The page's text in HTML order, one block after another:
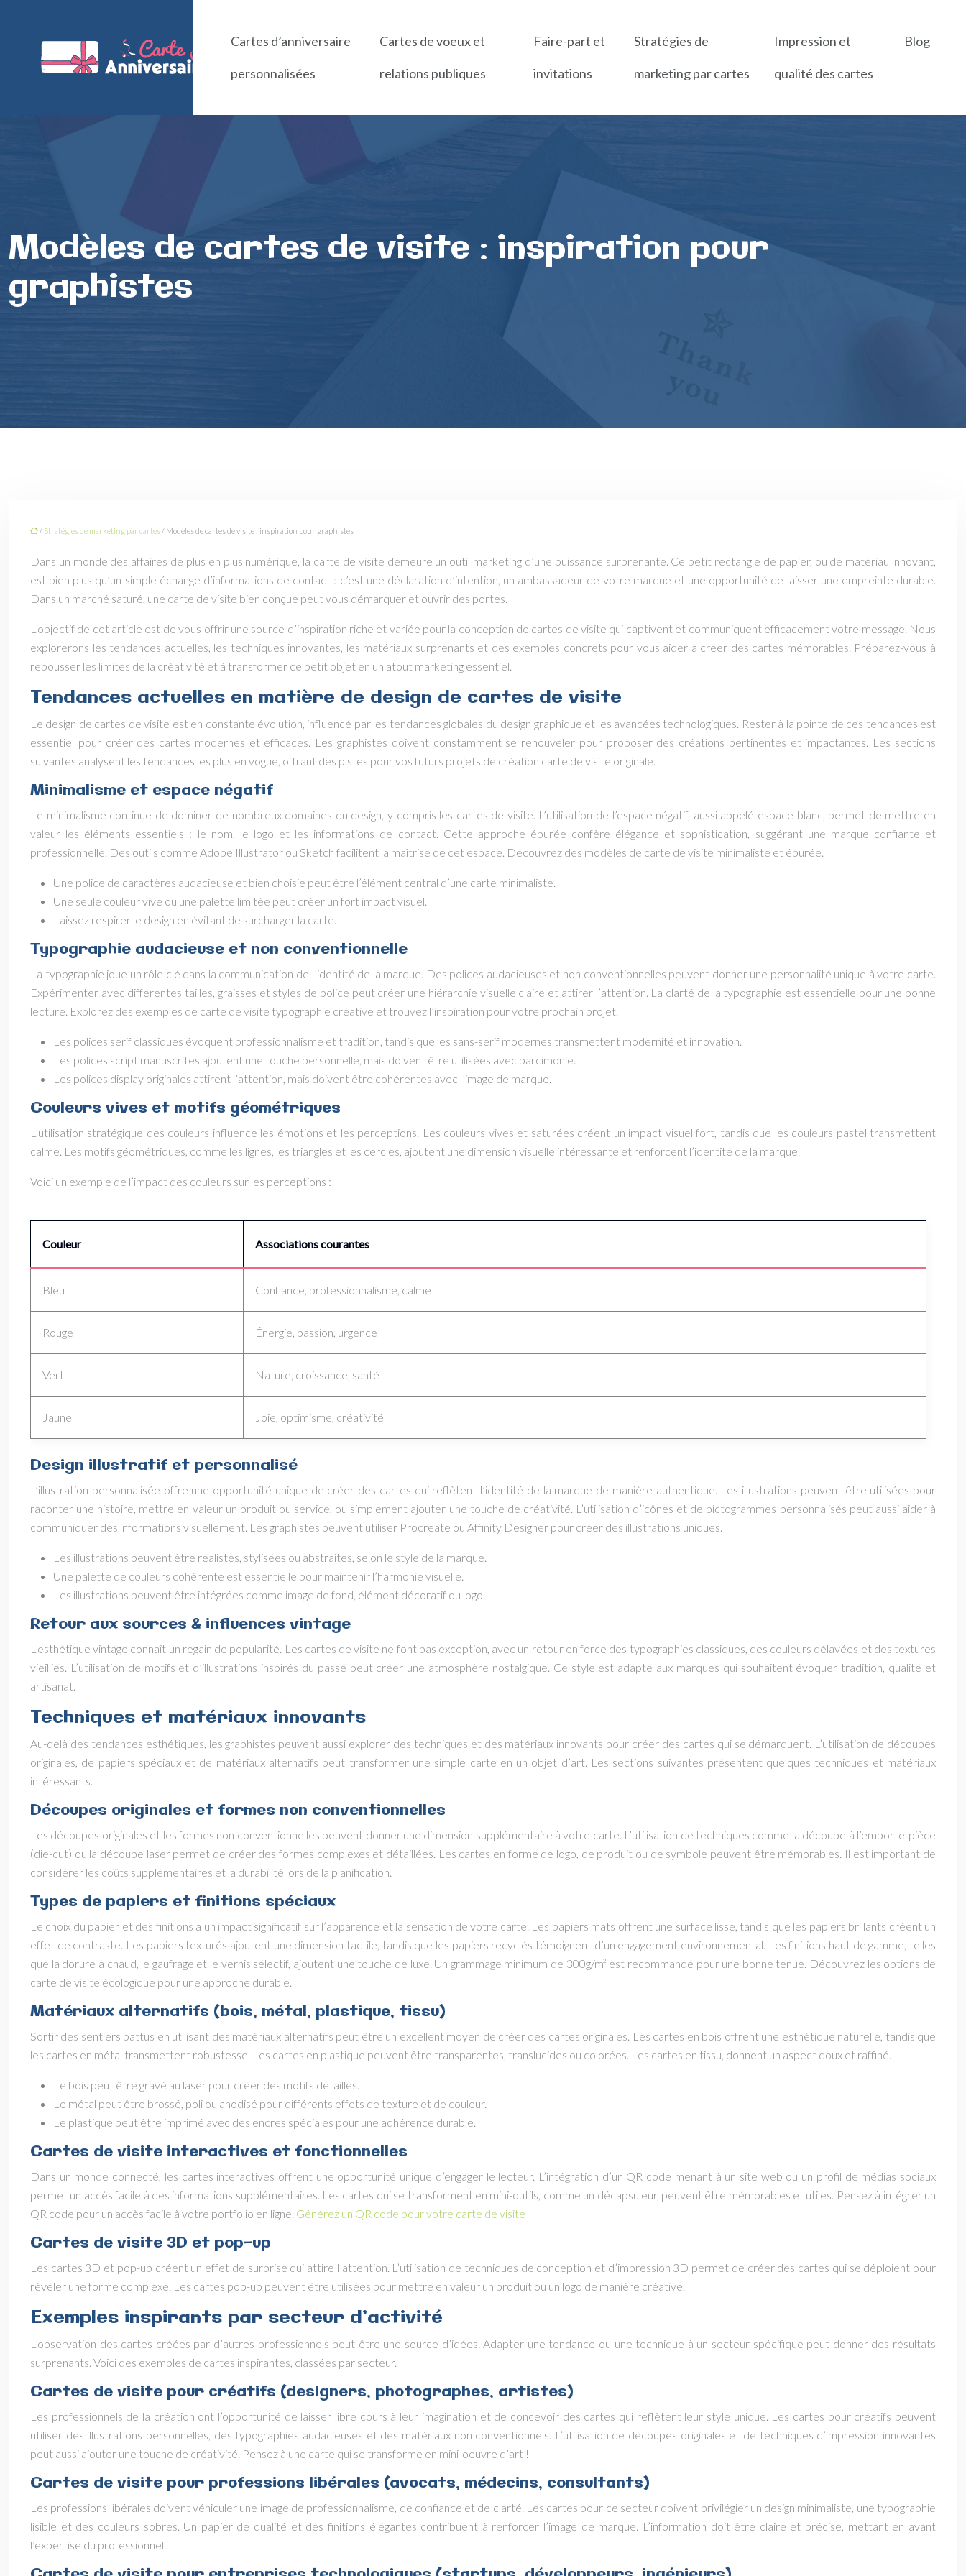
Cartes d’anniversaire
personnalisées
Cartes de voeux et
relations publiques
Faire-part et
invitations
Stratégies de
marketing par cartes
Impression et
qualité des cartes
Blog
Modèles de cartes de visite : inspiration pour
graphistes
/ Stratégies de marketing par cartes/ Modèles de cartes de visite : inspiration pour graphistes
Dans un monde des affaires de plus en plus numérique, la carte de visite demeure un outil marketing d’une puissance surprenante. Ce petit rectangle de papier, ou de matériau innovant,
est bien plus qu’un simple échange d’informations de contact : c’est une déclaration d’intention, un ambassadeur de votre marque et une opportunité de laisser une empreinte durable.
Dans un marché saturé, une carte de visite bien conçue peut vous démarquer et ouvrir des portes.
L’objectif de cet article est de vous offrir une source d’inspiration riche et variée pour la conception de cartes de visite qui captivent et communiquent efficacement votre message. Nous
explorerons les tendances actuelles, les techniques innovantes, les matériaux surprenants et des exemples concrets pour vous aider à créer des cartes mémorables. Préparez-vous à
repousser les limites de la créativité et à transformer ce petit objet en un atout marketing essentiel.
Tendances actuelles en matière de design de cartes de visite
Le design de cartes de visite est en constante évolution, influencé par les tendances globales du design graphique et les avancées technologiques. Rester à la pointe de ces tendances est
essentiel pour créer des cartes modernes et efficaces. Les graphistes doivent constamment se renouveler pour proposer des créations pertinentes et impactantes. Les sections
suivantes analysent les tendances les plus en vogue, offrant des pistes pour vos futurs projets de création carte de visite originale.
Minimalisme et espace négatif
Le minimalisme continue de dominer de nombreux domaines du design, y compris les cartes de visite. L’utilisation de l’espace négatif, aussi appelé espace blanc, permet de mettre en
valeur les éléments essentiels : le nom, le logo et les informations de contact. Cette approche épurée confère élégance et sophistication, suggérant une marque confiante et
professionnelle. Des outils comme Adobe Illustrator ou Sketch facilitent la maîtrise de cet espace. Découvrez des modèles de carte de visite minimaliste et épurée.
Une police de caractères audacieuse et bien choisie peut être l’élément central d’une carte minimaliste.
Une seule couleur vive ou une palette limitée peut créer un fort impact visuel.
Laissez respirer le design en évitant de surcharger la carte.
Typographie audacieuse et non conventionnelle
La typographie joue un rôle clé dans la communication de l’identité de la marque. Des polices audacieuses et non conventionnelles peuvent donner une personnalité unique à votre carte.
Expérimenter avec différentes tailles, graisses et styles de police peut créer une hiérarchie visuelle claire et attirer l’attention. La clarté de la typographie est essentielle pour une bonne
lecture. Explorez des exemples de carte de visite typographie créative et trouvez l’inspiration pour votre prochain projet.
Les polices serif classiques évoquent professionnalisme et tradition, tandis que les sans-serif modernes transmettent modernité et innovation.
Les polices script manuscrites ajoutent une touche personnelle, mais doivent être utilisées avec parcimonie.
Les polices display originales attirent l’attention, mais doivent être cohérentes avec l’image de marque.
Couleurs vives et motifs géométriques
L’utilisation stratégique des couleurs influence les émotions et les perceptions. Les couleurs vives et saturées créent un impact visuel fort, tandis que les couleurs pastel transmettent
calme. Les motifs géométriques, comme les lignes, les triangles et les cercles, ajoutent une dimension visuelle intéressante et renforcent l’identité de la marque.
Voici un exemple de l’impact des couleurs sur les perceptions :
Couleur Associations courantes
Bleu Confiance, professionnalisme, calme
Rouge Énergie, passion, urgence
Vert Nature, croissance, santé
Jaune Joie, optimisme, créativité
Design illustratif et personnalisé
L’illustration personnalisée offre une opportunité unique de créer des cartes qui reflètent l’identité de la marque de manière authentique. Les illustrations peuvent être utilisées pour
raconter une histoire, mettre en valeur un produit ou service, ou simplement ajouter une touche de créativité. L’utilisation d’icônes et de pictogrammes personnalisés peut aussi aider à
communiquer des informations visuellement. Les graphistes peuvent utiliser Procreate ou Affinity Designer pour créer des illustrations uniques.
Les illustrations peuvent être réalistes, stylisées ou abstraites, selon le style de la marque.
Une palette de couleurs cohérente est essentielle pour maintenir l’harmonie visuelle.
Les illustrations peuvent être intégrées comme image de fond, élément décoratif ou logo.
Retour aux sources & influences vintage
L’esthétique vintage connaît un regain de popularité. Les cartes de visite ne font pas exception, avec un retour en force des typographies classiques, des couleurs délavées et des textures
vieillies. L’utilisation de motifs et d’illustrations inspirés du passé peut créer une atmosphère nostalgique. Ce style est adapté aux marques qui souhaitent évoquer tradition, qualité et
artisanat.
Techniques et matériaux innovants
Au-delà des tendances esthétiques, les graphistes peuvent aussi explorer des techniques et des matériaux innovants pour créer des cartes qui se démarquent. L’utilisation de découpes
originales, de papiers spéciaux et de matériaux alternatifs peut transformer une simple carte en un objet d’art. Les sections suivantes présentent quelques techniques et matériaux
intéressants.
Découpes originales et formes non conventionnelles
Les découpes originales et les formes non conventionnelles peuvent donner une dimension supplémentaire à votre carte. L’utilisation de techniques comme la découpe à l’emporte-pièce
(die-cut) ou la découpe laser permet de créer des formes complexes et détaillées. Les cartes en forme de logo, de produit ou de symbole peuvent être mémorables. Il est important de
considérer les coûts supplémentaires et la durabilité lors de la planification.
Types de papiers et finitions spéciaux
Le choix du papier et des finitions a un impact significatif sur l’apparence et la sensation de votre carte. Les papiers mats offrent une surface lisse, tandis que les papiers brillants créent un
effet de contraste. Les papiers texturés ajoutent une dimension tactile, tandis que les papiers recyclés témoignent d’un engagement environnemental. Les finitions haut de gamme, telles
que la dorure à chaud, le gaufrage et le vernis sélectif, ajoutent une touche de luxe. Un grammage minimum de 300g/m² est recommandé pour une bonne tenue. Découvrez les options de
carte de visite écologique pour une approche durable.
Matériaux alternatifs (bois, métal, plastique, tissu)
Sortir des sentiers battus en utilisant des matériaux alternatifs peut être un excellent moyen de créer des cartes originales. Les cartes en bois offrent une esthétique naturelle, tandis que
les cartes en métal transmettent robustesse. Les cartes en plastique peuvent être transparentes, translucides ou colorées. Les cartes en tissu, donnent un aspect doux et raffiné.
Le bois peut être gravé au laser pour créer des motifs détaillés.
Le métal peut être brossé, poli ou anodisé pour différents effets de texture et de couleur.
Le plastique peut être imprimé avec des encres spéciales pour une adhérence durable.
Cartes de visite interactives et fonctionnelles
Dans un monde connecté, les cartes interactives offrent une opportunité unique d’engager le lecteur. L’intégration d’un QR code menant à un site web ou un profil de médias sociaux
permet un accès facile à des informations supplémentaires. Les cartes qui se transforment en mini-outils, comme un décapsuleur, peuvent être mémorables et utiles. Pensez à intégrer un
QR code pour un accès facile à votre portfolio en ligne. Générez un QR code pour votre carte de visite
Cartes de visite 3D et pop-up
Les cartes 3D et pop-up créent un effet de surprise qui attire l’attention. L’utilisation de techniques de conception et d’impression 3D permet de créer des cartes qui se déploient pour
révéler une forme complexe. Les cartes pop-up peuvent être utilisées pour mettre en valeur un produit ou un logo de manière créative.
Exemples inspirants par secteur d’activité
L’observation des cartes créées par d’autres professionnels peut être une source d’idées. Adapter une tendance ou une technique à un secteur spécifique peut donner des résultats
surprenants. Voici des exemples de cartes inspirantes, classées par secteur.
Cartes de visite pour créatifs (designers, photographes, artistes)
Les professionnels de la création ont l’opportunité de laisser libre cours à leur imagination et de concevoir des cartes qui reflètent leur style unique. Les cartes pour créatifs peuvent
utiliser des illustrations personnelles, des typographies audacieuses et des matériaux non conventionnels. L’utilisation de découpes originales et de techniques d’impression innovantes
peut aussi ajouter une touche de créativité. Pensez à une carte qui se transforme en mini-oeuvre d’art !
Cartes de visite pour professions libérales (avocats, médecins, consultants)
Les professions libérales doivent véhiculer une image de professionnalisme, de confiance et de clarté. Les cartes pour ce secteur doivent privilégier un design minimaliste, une typographie
lisible et des couleurs sobres. Un papier de qualité et des finitions élégantes contribuent à renforcer l’image de marque. L’information doit être claire et précise, mettant en avant
l’expertise du professionnel.